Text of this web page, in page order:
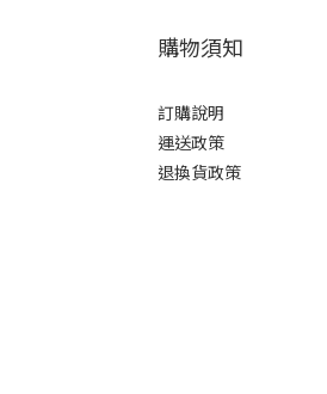
購物須知
訂購說明
運送政策
退換貨政策